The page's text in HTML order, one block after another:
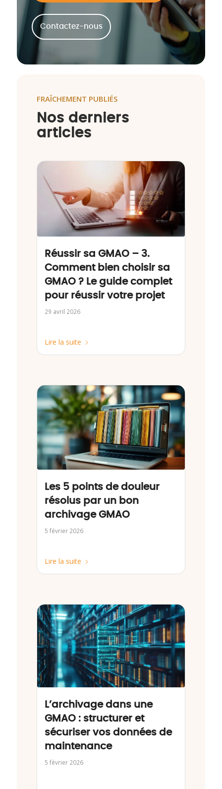
Contactez-nous
FRAÎCHEMENT PUBLIÉS
Nos derniers
articles
Réussir sa GMAO – 3.
Comment bien choisir sa
GMAO ? Le guide complet
pour réussir votre projet
29 avril 2026
Lire la suite
Les 5 points de douleur
résolus par un bon
archivage GMAO
5 février 2026
Lire la suite
L’archivage dans une
GMAO : structurer et
sécuriser vos données de
maintenance
5 février 2026